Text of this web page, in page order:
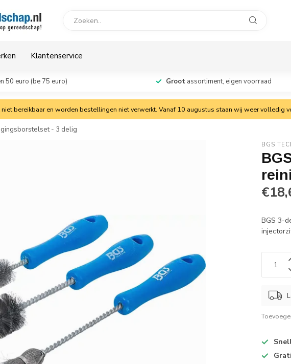
Klantenservice
50 euro (be 75 euro) Grootassortiment, eigen voorraad
bereikbaar en worden bestellingen niet verwerkt. Vanaf 10 augustus staan wij weer volledig
- 3 delig
BGS
BGS 3-